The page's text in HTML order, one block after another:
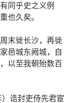
同乎史之义例
也久矣。
末徙长沙，再徙
邑城东阙城，自
以至我朝殆数百
诰封吏侍先君宦